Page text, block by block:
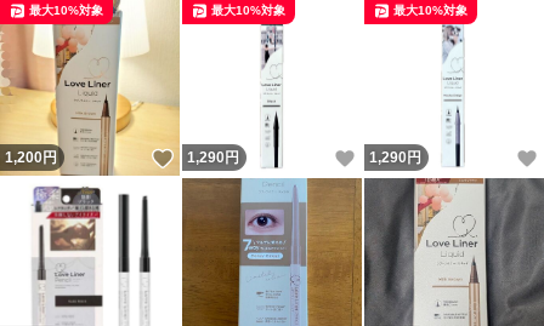
1,200円 いいね！
最大10%対象
1,290 円 いいね！
最大10%対象
1,290 円
最大10%対象